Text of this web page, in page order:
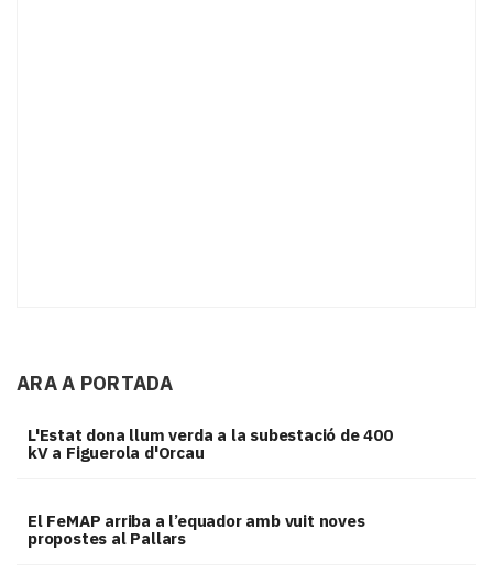
ARA A PORTADA
L'Estat dona llum verda a la subestació de 400
kV a Figuerola d'Orcau
El FeMAP arriba a l’equador amb vuit noves
propostes al Pallars